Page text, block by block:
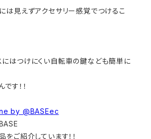
は見えずアクセサリー感覚でつけるこ
はつけにくい自転車の鍵なども簡単に
す！！
by @BASEec
をご紹介しています！！